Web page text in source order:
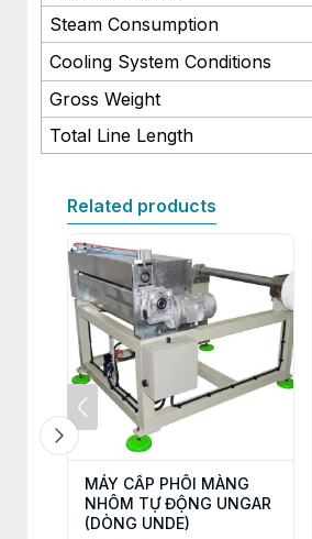
Steam Consumption
Cooling System Conditions
Gross Weight
Total Line Length
Related products
MÁY CẤP PHÔI MÀNG
NHÔM TỰ ĐỘNG UNGAR
(DÒNG UNDE)